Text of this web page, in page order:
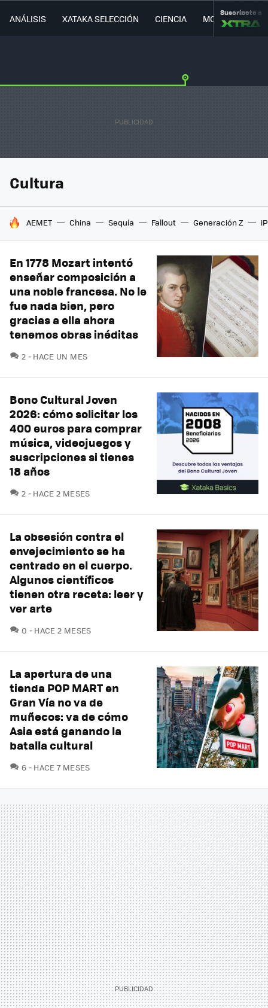
ANÁLISIS XATAKA SELECCIÓN CIENCIA MOVILIDAD
Suscríbete a
Cultura
HOY SE HABLA DE
AEMET China Sequía Fallout Generación Z
En 1778 Mozart intentó
enseñar composición a
una noble francesa. No le
fue nada bien, pero
gracias a ella ahora
tenemos obras inéditas
2 COMENTARIOS
HACE UN MES
Bono Cultural Joven
2026: cómo solicitar los
400 euros para comprar
música, videojuegos y
suscripciones si tienes
18 años
2 COMENTARIOS
HACE 2 MESES
La obsesión contra el
envejecimiento se ha
centrado en el cuerpo.
Algunos científicos
tienen otra receta: leer y
ver arte
0 COMENTARIOS
HACE 2 MESES
La apertura de una
tienda POP MART en
Gran Vía no va de
muñecos: va de cómo
Asia está ganando la
batalla cultural
6 COMENTARIOS
HACE 7 MESES